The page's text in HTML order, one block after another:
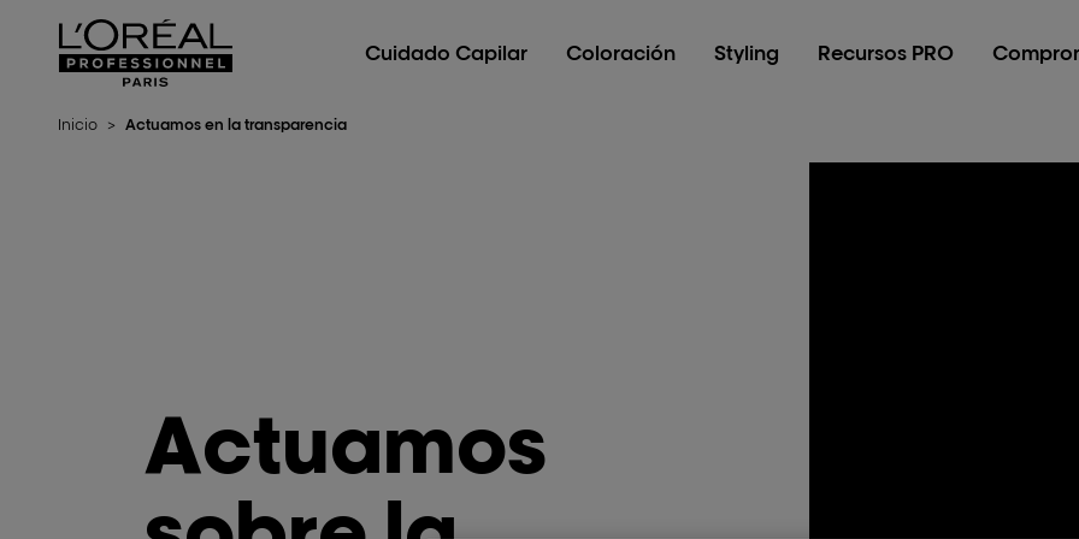
L'Oréal Professionnel Paris
Cuidado Capilar
Coloración Styling Recursos PRO
Inicio > Actuamos en la transparencia
Actuamos